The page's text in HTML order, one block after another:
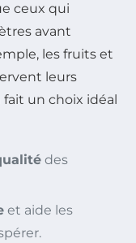
ceux qui
avant
les fruits et
leurs
un choix idéal
des
et aide les